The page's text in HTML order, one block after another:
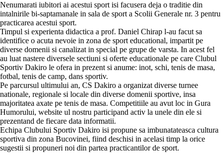
Nenumarati iubitori ai acestui sport isi facusera deja o traditie din
intalnirile bi-saptamanale in sala de sport a Scolii Generale nr. 3 pentru
practicarea acestui sport.
Timpul si experienta didactica a prof. Daniel Chirap l-au facut sa
identifice o acuta nevoie in zona de sport educational, impartit pe
diverse domenii si canalizat in special pe grupe de varsta. In acest fel
au luat nastere diversele sectiuni si oferte educationale pe care Clubul
Sportiv Dakiro le ofera in prezent si anume: inot, schi, tenis de masa,
fotbal, tenis de camp, dans sportiv.
Pe parcursul ultimului an, CS Dakiro a organizat diverse turnee
nationale, regionale si locale din diverse domenii sportive, insa
majoritatea axate pe tenis de masa. Competitiile au avut loc in Gura
Humorului, website ul nostru participand activ la unele din ele si
prezentand de fiecare data informatii.
Echipa Clubului Sportiv Dakiro isi propune sa imbunatateasca cultura
sportiva din zona Bucovinei, fiind deschisi in acelasi timp la orice
sugestii si propuneri noi din partea practicantilor de sport.